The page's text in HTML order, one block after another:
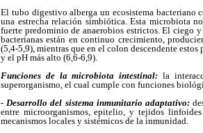
El tubo digestivo alberga un ecosistema bacteriano
una estrecha relación simbiótica. Esta microbiota
fuerte predominio de anaerobios estrictos. El ciego
bacterianas están en continuo crecimiento,
(5,4-5,9), mientras que en el colon descendente
y el pH más alto (6,6-6,9).
Funciones de la microbiota intestinal: la
superorganismo, el cual cumple con funciones
- Desarrollo del sistema inmunitario adaptativo:
entre microorganismos, epitelio, y tejidos
mecanismos locales y sistémicos de la inmunidad.